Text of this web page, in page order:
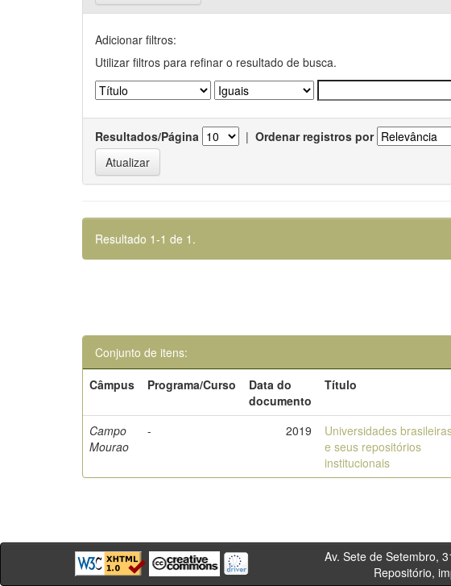
Adicionar filtros:
Utilizar filtros para refinar o resultado de busca.
Resultados/Página | Ordenar registros por
Resultado 1-1 de 1.
Conjunto de itens:
Câmpus
Programa/Curso
Data do
documento
Título
Campo
Mourao
- 2019
Universidades
e seus repositórios
institucionais
Av. Sete de Setembro,
Repositório,